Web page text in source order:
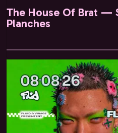
The House Of Brat —
Planches